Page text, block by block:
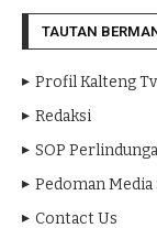
TAUTAN
Profil Kalteng Tv
Redaksi
SOP
Pedoman Media
Contact Us